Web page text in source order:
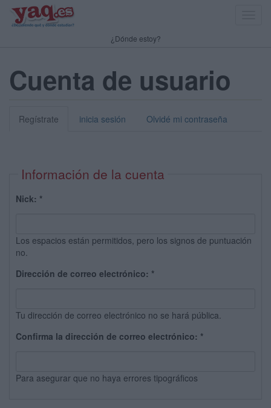
¿Dónde estoy?
Cuenta de usuario
Regístrate inicia sesión Olvidé mi contraseña
Información de la cuenta
Nick: *
Los espacios están permitidos, pero los signos de puntuación
no.
Dirección de correo electrónico: *
Tu dirección de correo electrónico no se hará pública.
Confirma la dirección de correo electrónico: *
Para asegurar que no haya errores tipográficos